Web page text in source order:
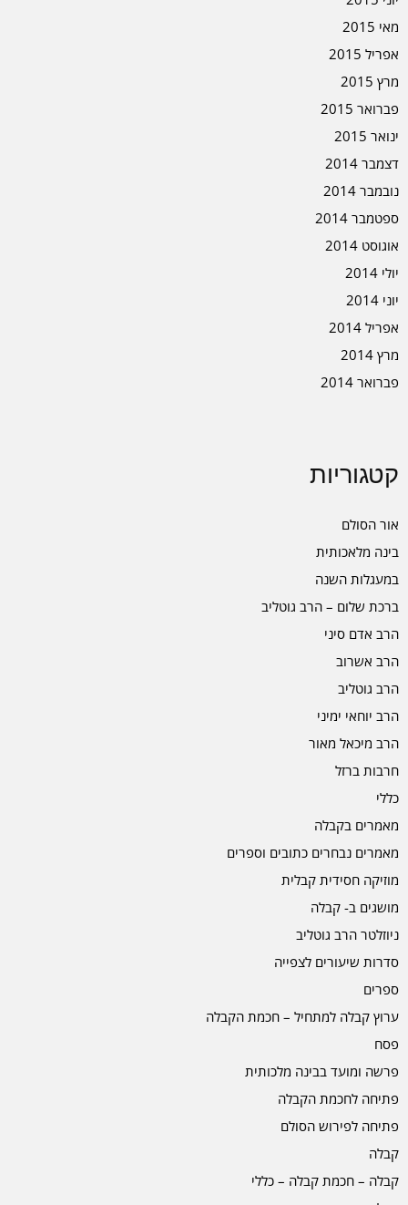
מאי 2015
אפריל 2015
מרץ 2015
פברואר 2015
ינואר 2015
דצמבר 2014
נובמבר 2014
ספטמבר 2014
אוגוסט 2014
יולי 2014
יוני 2014
אפריל 2014
מרץ 2014
פברואר 2014
קטגוריות
אור הסולם
בינה מלאכותית
במעגלות השנה
ברכת שלום – הרב גוטליב
הרב אדם סיני
הרב אשרוב
הרב גוטליב
הרב יוחאי ימיני
הרב מיכאל מאור
חרבות ברזל
כללי
מאמרים בקבלה
מאמרים נבחרים כתובים וספרים
מוזיקה חסידית קבלית
מושגים ב- קבלה
ניוזלטר הרב גוטליב
סדרות שיעורים לצפייה
ספרים
ערוץ קבלה למתחיל – חכמת הקבלה
פסח
פרשה ומועד בבינה מלכותית
פתיחה לחכמת הקבלה
פתיחה לפירוש הסולם
קבלה
קבלה – חכמת קבלה – כללי